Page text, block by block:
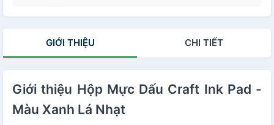
GIỚI THIỆU CHI TIẾT
Giới thiệu Hộp Mực Dấu Craft Ink Pad -
Màu Xanh Lá Nhạt